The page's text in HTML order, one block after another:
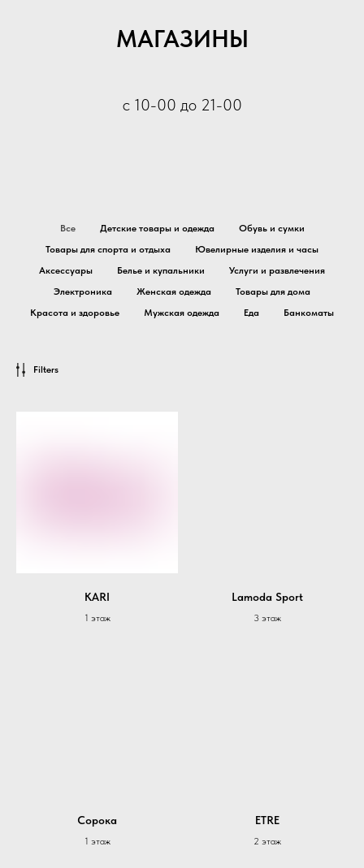
МАГАЗИНЫ
с 10-00 до 21-00
Все Детские товары и одежда
Обувь и сумки
Товары для спорта и отдыха
Ювелирные изделия и часы
Аксессуары
Белье и купальники
Услуги и развлечения
Электроника
Женская одежда
Товары для дома
Красота и здоровье
Мужская одежда Еда Банкоматы
Filters
KARI
1 этаж
Lamoda Sport
3 этаж
Сорока
1 этаж
ETRE
2 этаж